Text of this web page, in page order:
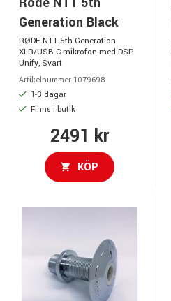
Generation Black
RØDE NT1 5th Generation
XLR/USB-C mikrofon med DSP
Unify, Svart
Artikelnummer 1079698
1-3 dagar
Finns i butik
2491 kr
KÖP